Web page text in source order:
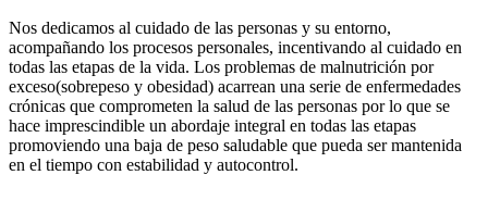
Nos dedicamos al cuidado de las personas y su entorno,
acompañando los procesos personales, incentivando al cuidado en
todas las etapas de la vida. Los problemas de malnutrición por
exceso(sobrepeso y obesidad) acarrean una serie de enfermedades
crónicas que comprometen la salud de las personas por lo que se
hace imprescindible un abordaje integral en todas las etapas
promoviendo una baja de peso saludable que pueda ser mantenida
en el tiempo con estabilidad y autocontrol.